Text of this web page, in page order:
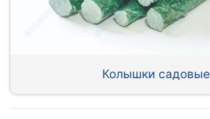
Колышки садовые